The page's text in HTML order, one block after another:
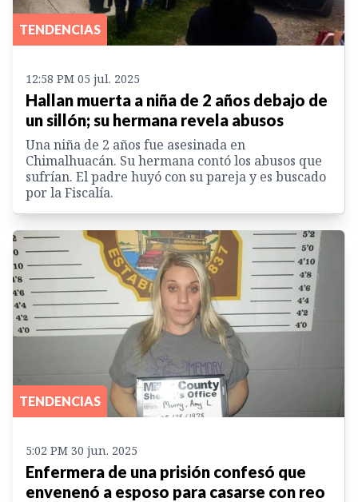
TENDENCIAS
12:58 PM 05 jul. 2025
Hallan muerta a niña de 2 años debajo de
un sillón; su hermana revela abusos
Una niña de 2 años fue asesinada en
Chimalhuacán. Su hermana contó los abusos que
sufrían. El padre huyó con su pareja y es buscado
por la Fiscalía.
TENDENCIAS
5:02 PM 30 jun. 2025
Enfermera de una prisión confesó que
envenenó a esposo para casarse con reo